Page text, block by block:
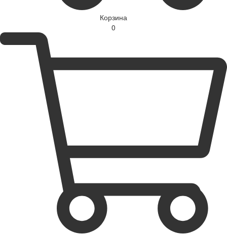
Корзина
0